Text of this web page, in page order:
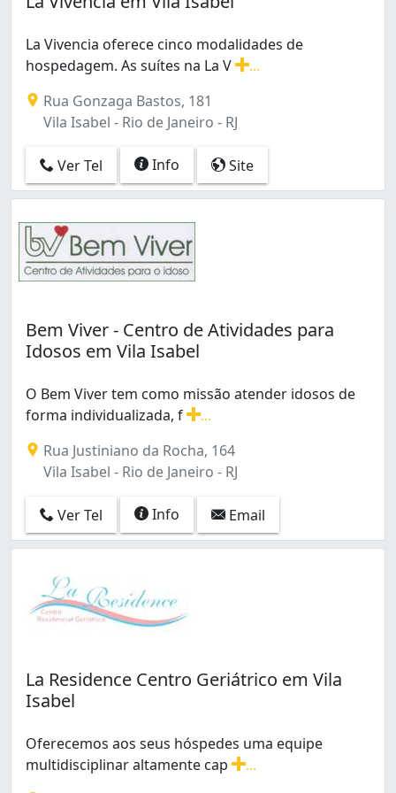
Caju (1)
Campo Grande (5)
Centro (1)
Freguesia (Jacarepaguá) (1)
Glória (1)
Guaratiba (3)
Itanhangá (1)
Jacarepaguá (2)
Laranjeiras (1)
Madureira (2)
Moneró (1)
Méier (2)
Pechincha (1)
Penha Circular (1)
Quintino Bocaiúva (1)
Recreio dos Bandeirantes (1)
Santa Cruz (1)
Santa Teresa (2)
Senador Vasconcelos (1)
Sepetiba (1)
Tanque (2)
Tijuca (6)
Todos os Santos (1)
Vargem Grande (1)
La Vivencia oferece cinco modalidades de
hospedagem. As suítes na La V
Rua Gonzaga Bastos, 181
Vila Isabel - Rio de Janeiro - RJ
Ver Tel Info Site
Bem Viver - Centro de Atividades para
Idosos em Vila Isabel
O Bem Viver tem como missão atender idosos de
forma individualizada, f
Rua Justiniano da Rocha, 164
Vila Isabel - Rio de Janeiro - RJ
Ver Tel Info Email
La Residence Centro Geriátrico em Vila
Isabel
Oferecemos aos seus hóspedes uma equipe
multidisciplinar altamente cap